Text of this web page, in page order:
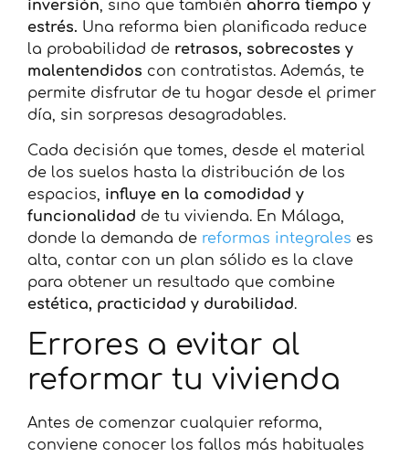
inversión, sino que también ahorra tiempo y
estrés. Una reforma bien planificada reduce
la probabilidad de retrasos, sobrecostes y
malentendidos con contratistas. Además, te
permite disfrutar de tu hogar desde el primer
día, sin sorpresas desagradables.
Cada decisión que tomes, desde el material
de los suelos hasta la distribución de los
espacios, influye en la comodidad y
funcionalidad de tu vivienda. En Málaga,
donde la demanda de reformas integrales es
alta, contar con un plan sólido es la clave
para obtener un resultado que combine
estética, practicidad y durabilidad.
Errores a evitar al
reformar tu vivienda
Antes de comenzar cualquier reforma,
conviene conocer los fallos más habituales